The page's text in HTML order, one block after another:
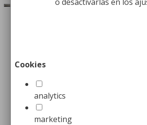
Papelera Urbana
Modelo Expert
Cookies
analytics
marketing